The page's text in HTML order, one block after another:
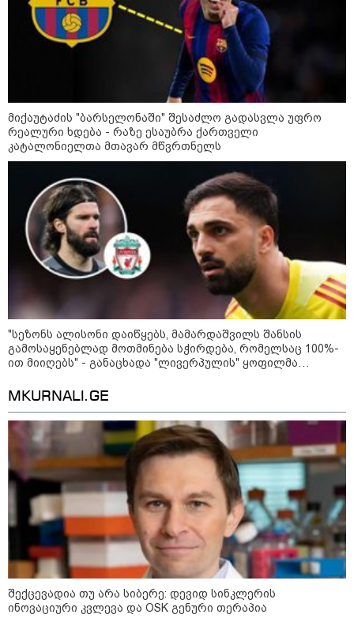
"დაკავებულია 3 პირი, რომლებიც
სისტემატურად ამზადებდნენ ცნობილი
ბრენდების ფალსიფიცირებულ ვისკისა და
სხვა ალკოჰოლურ სასმელებს" -
საგამოძიებო სამსახური
22:49 / 07-08-2026
"ამ წუთებში, თავს დაესხნენ
არასრულწლოვანების და
სავარაუდოდ, არა მარტო
ადვოკატის ინფორმაციით
კურიერს თავს დაესხნენ
მიქაუტაძის "ბარსელონაში" შესაძლო გადასვლა უფრო
რეალური ხდება - რაზე ესაუბრა ქართველი
კატალონიელთა მთავარ მწვრთნელს
"სეზონს ალისონი დაიწყებს, მამარდაშვილს შანსის
გამოსაყენებლად მოთმინება სჭირდება, რომელსაც 100%-
ით მიიღებს" - განაცხადა "ლივერპულის" ყოფილმა
MKURNALI.GE
შექცევადია თუ არა სიბერე: დევიდ სინკლერის
ინოვაციური კვლევა და OSK გენური თერაპია